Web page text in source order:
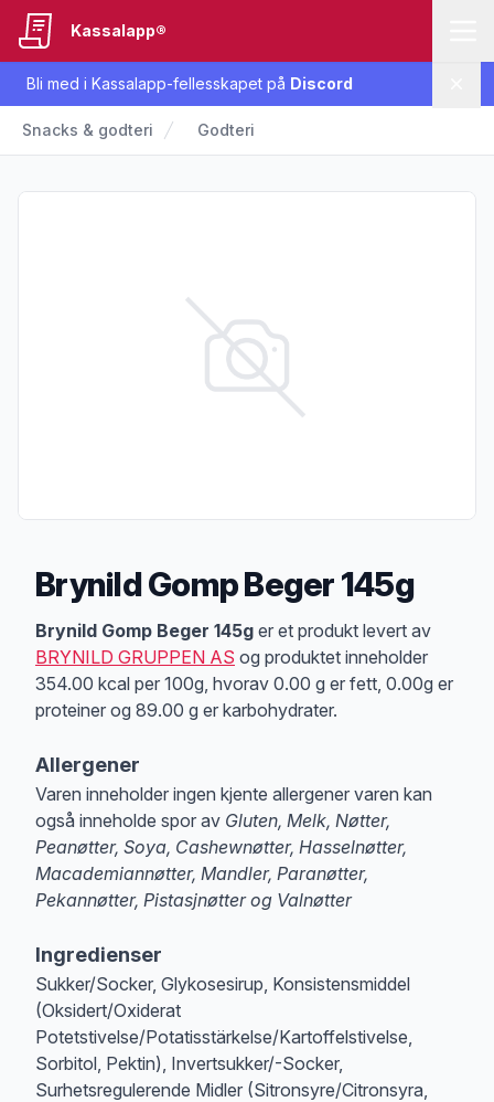
Bli med i Kassalapp-fellesskapet på Discord
Kassalapp®
Snacks & godteri Godteri
Brynild Gomp Beger 145g
Produktbeskrivelse
Brynild Gomp Beger 145g er et produkt levert av
BRYNILD GRUPPEN AS og produktet inneholder
354.00 kcal per 100g, hvorav 0.00 g er fett, 0.00g er
proteiner og 89.00 g er karbohydrater.
Allergener
Varen inneholder ingen kjente allergener varen kan
også inneholde spor av Gluten, Melk, Nøtter,
Peanøtter, Soya, Cashewnøtter, Hasselnøtter,
Macademiannøtter, Mandler, Paranøtter,
Pekannøtter, Pistasjnøtter og Valnøtter
Ingredienser
Sukker/Socker, Glykosesirup, Konsistensmiddel
(Oksidert/Oxiderat
Potetstivelse/Potatisstärkelse/Kartoffelstivelse,
Sorbitol, Pektin), Invertsukker/-Socker,
Surhetsregulerende Midler (Sitronsyre/Citronsyra,